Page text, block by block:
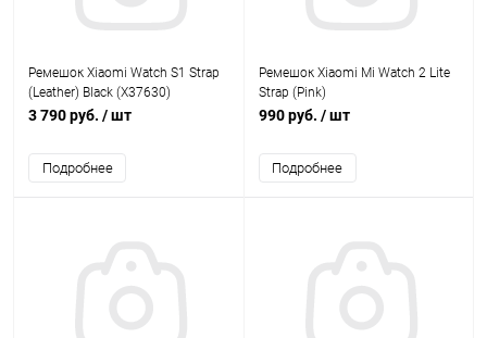
Ремешок Xiaomi Watch S1 Strap
(Leather) Black (X37630)
3 790 руб. / шт
Подробнее
Ремешок Xiaomi Mi Watch 2 Lite
Strap (Pink)
990 руб. / шт
Подробнее